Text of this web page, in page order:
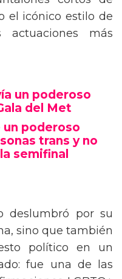
cortos de
el icónico estilo de
más
un poderoso
del Met
poderoso
trans y no
semifinal
deslumbró por su
sino que también
político en un
fue una de las